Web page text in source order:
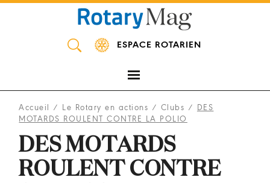
ESPACE ROTARIEN
Accueil / Le Rotary en actions / Clubs / DES
MOTARDS ROULENT CONTRE LA POLIO
DES MOTARDS
ROULENT CONTRE
Panneau de gestion des cookies